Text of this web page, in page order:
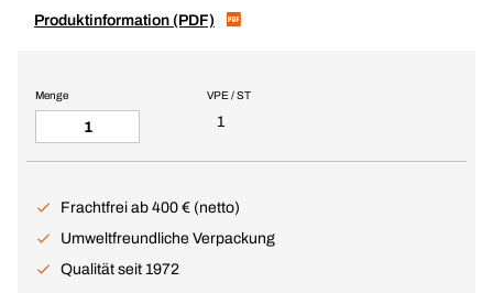
Produktinformation (PDF)
VPE / ST
1
Menge
Frachtfrei ab 400 € (netto)
Umweltfreundliche Verpackung
Qualität seit 1972